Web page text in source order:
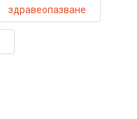
здравеопазване